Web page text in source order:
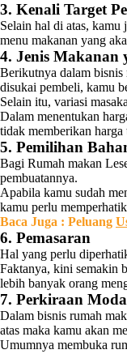
3. Kenali Target
Selain hal di atas, kamu
menu makanan yang
4. Jenis Makanan
Berikutnya dalam bisnis
disukai pembeli, kamu
Selain itu, variasi
Dalam menentukan
tidak memberikan
5. Pemilihan
Bagi Rumah makan
pembuatannya.
Apabila kamu sudah
kamu perlu
Baca Juga : Peluang
6. Pemasaran
Hal yang perlu
Faktanya, kini semakin
lebih banyak orang
7. Perkiraan
Dalam bisnis rumah
atas maka kamu akan
Umumnya membuka